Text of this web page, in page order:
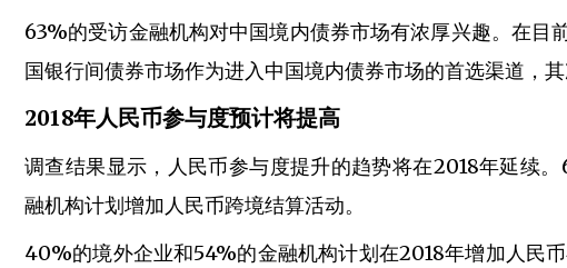
63%的受访金融机构对中国境内债券市场有浓厚兴趣。在目
国银行间债券市场作为进入中国境内债券市场的首选渠道，其
2018年人民币参与度预计将提高
调查结果显示，人民币参与度提升的趋势将在2018年延续
融机构计划增加人民币跨境结算活动。
40%的境外企业和54%的金融机构计划在2018年增加人民